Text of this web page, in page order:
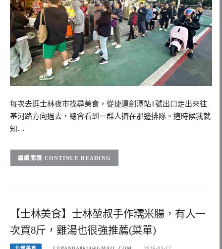
每次去逛士林夜市找尋美食，從捷運劍潭站1號出口走出來往
基河路方向過去，總會看到一群人擠在那邊排隊。這時候我就
知…
CONTINUE READING
【士林美食】士林堃叔手作糯米腸，有人一
次買8斤，雞湯也很強推薦(菜單)